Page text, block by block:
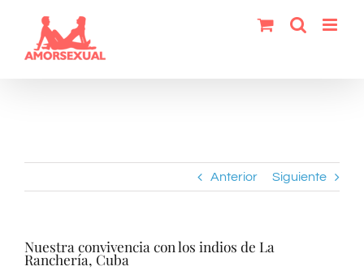
contenido
Anterior Siguiente
Nuestra convivencia con los indios de La
Ranchería, Cuba